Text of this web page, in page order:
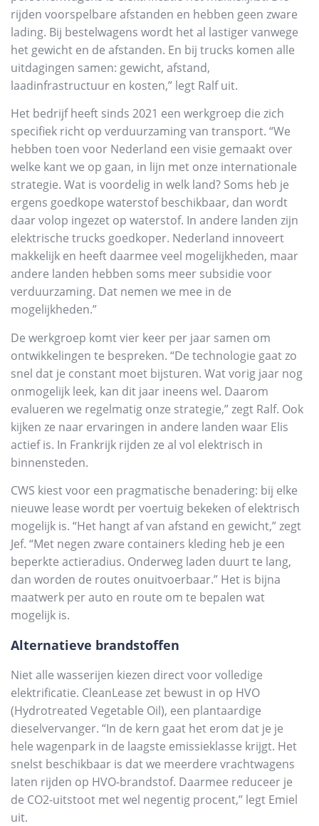
rijden voorspelbare afstanden en hebben geen zware
lading. Bij bestelwagens wordt het al lastiger vanwege
het gewicht en de afstanden. En bij trucks komen alle
uitdagingen samen: gewicht, afstand,
laadinfrastructuur en kosten,” legt Ralf uit.
Het bedrijf heeft sinds 2021 een werkgroep die zich
specifiek richt op verduurzaming van transport. “We
hebben toen voor Nederland een visie gemaakt over
welke kant we op gaan, in lijn met onze internationale
strategie. Wat is voordelig in welk land? Soms heb je
ergens goedkope waterstof beschikbaar, dan wordt
daar volop ingezet op waterstof. In andere landen zijn
elektrische trucks goedkoper. Nederland innoveert
makkelijk en heeft daarmee veel mogelijkheden, maar
andere landen hebben soms meer subsidie voor
verduurzaming. Dat nemen we mee in de
mogelijkheden.”
De werkgroep komt vier keer per jaar samen om
ontwikkelingen te bespreken. “De technologie gaat zo
snel dat je constant moet bijsturen. Wat vorig jaar nog
onmogelijk leek, kan dit jaar ineens wel. Daarom
evalueren we regelmatig onze strategie,” zegt Ralf. Ook
kijken ze naar ervaringen in andere landen waar Elis
actief is. In Frankrijk rijden ze al vol elektrisch in
binnensteden.
CWS kiest voor een pragmatische benadering: bij elke
nieuwe lease wordt per voertuig bekeken of elektrisch
mogelijk is. “Het hangt af van afstand en gewicht,” zegt
Jef. “Met negen zware containers kleding heb je een
beperkte actieradius. Onderweg laden duurt te lang,
dan worden de routes onuitvoerbaar.” Het is bijna
maatwerk per auto en route om te bepalen wat
mogelijk is.
Alternatieve brandstoffen
Niet alle wasserijen kiezen direct voor volledige
elektrificatie. CleanLease zet bewust in op HVO
(Hydrotreated Vegetable Oil), een plantaardige
dieselvervanger. “In de kern gaat het erom dat je je
hele wagenpark in de laagste emissieklasse krijgt. Het
snelst beschikbaar is dat we meerdere vrachtwagens
laten rijden op HVO-brandstof. Daarmee reduceer je
de CO2-uitstoot met wel negentig procent,” legt Emiel
uit.